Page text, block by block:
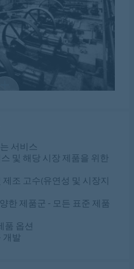
서비스
및 해당 시장 제품을 위한
조 고수(유연성 및 시장지
한 제품군 - 모든 표준 제품
품 옵션
개발